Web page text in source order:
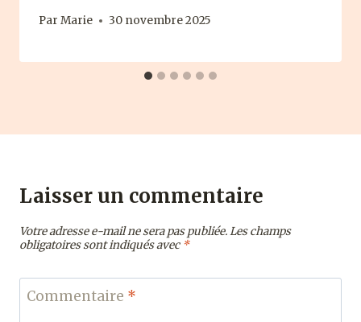
Par Marie 30 novembre 2025
Laisser un commentaire
Votre adresse e-mail ne sera pas publiée.Les champs
obligatoires sont indiqués avec *
Commentaire *